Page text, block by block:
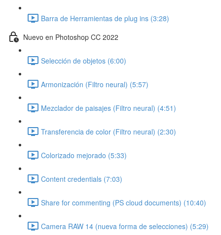
Barra de Herramientas de plug ins (3:28)
Nuevo en Photoshop CC 2022
Selección de objetos (6:00)
Armonización (Filtro neural) (5:57)
Mezclador de paisajes (Filtro neural) (4:51)
Transferencia de color (Filtro neural) (2:30)
Colorizado mejorado (5:33)
Content credentials (7:03)
Share for commenting (PS cloud documents) (10:40)
Camera RAW 14 (nueva forma de selecciones) (5:29)